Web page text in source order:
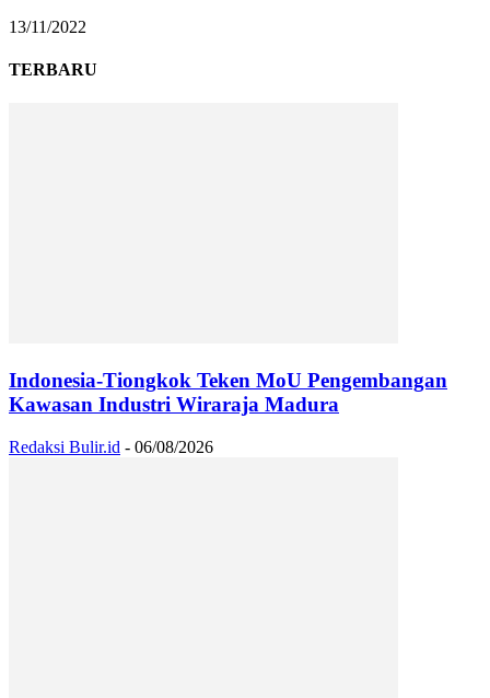
13/11/2022
TERBARU
Indonesia-Tiongkok Teken MoU Pengembangan
Kawasan Industri Wiraraja Madura
Redaksi Bulir.id - 06/08/2026